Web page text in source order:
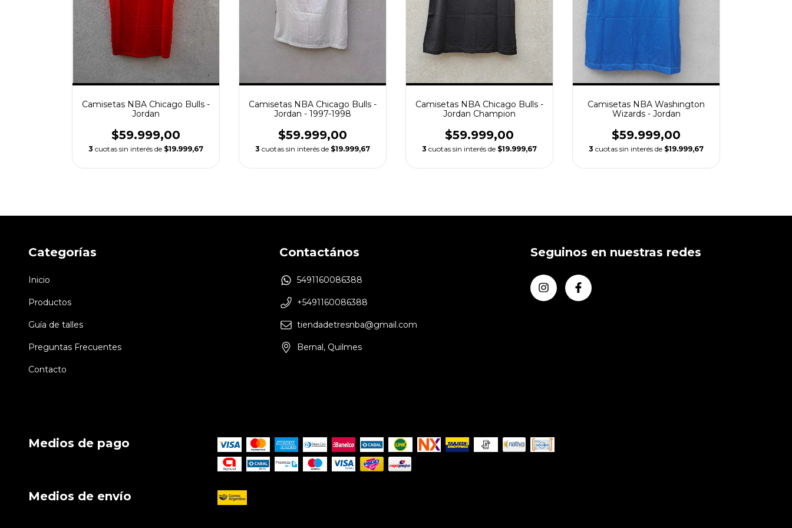
Camisetas NBA Chicago Bulls -
Jordan
$59.999,00
3 cuotas sin interés de $19.999,67
Camisetas NBA Chicago Bulls -
Jordan - 1997-1998
$59.999,00
3 cuotas sin interés de $19.999,67
Camisetas NBA Chicago Bulls -
Jordan Champion
$59.999,00
3 cuotas sin interés de $19.999,67
Camisetas NBA Washington
Wizards - Jordan
$59.999,00
3 cuotas sin interés de $19.999,67
Categorías
Inicio
Productos
Guía de talles
Preguntas Frecuentes
Contacto
Contactános
5491160086388
+5491160086388
tiendadetresnba@gmail.com
Bernal, Quilmes
Seguinos en nuestras redes
Medios de pago
Medios de envío